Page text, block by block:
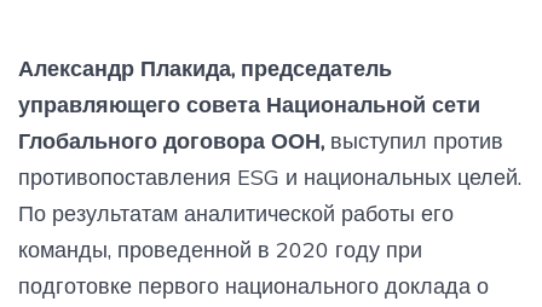
Александр Плакида, председатель
управляющего совета Национальной сети
Глобального договора ООН, выступил против
противопоставления ESG и национальных целей.
По результатам аналитической работы его
команды, проведенной в 2020 году при
подготовке первого национального доклада о